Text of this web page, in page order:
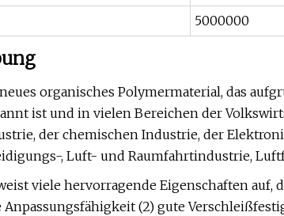
5000000
organisches Polymermaterial, das
ist und in vielen Bereichen der
der chemischen Industrie, der
, Luft- und Raumfahrtindustrie,
viele hervorragende Eigenschaften auf,
(2) gute